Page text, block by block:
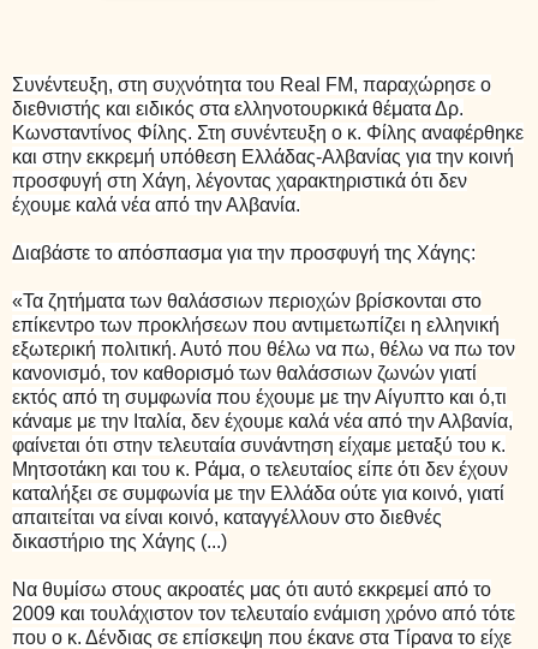
Συνέντευξη, στη συχνότητα του Real FM, παραχώρησε ο
διεθνιστής και ειδικός στα ελληνοτουρκικά θέματα Δρ.
Κωνσταντίνος Φίλης. Στη συνέντευξη ο κ. Φίλης αναφέρθηκε
και στην εκκρεμή υπόθεση Ελλάδας-Αλβανίας για την κοινή
προσφυγή στη Χάγη, λέγοντας χαρακτηριστικά ότι δεν
έχουμε καλά νέα από την Αλβανία.
Διαβάστε το απόσπασμα για την προσφυγή της Χάγης:
«Τα ζητήματα των θαλάσσιων περιοχών βρίσκονται στο
επίκεντρο των προκλήσεων που αντιμετωπίζει η ελληνική
εξωτερική πολιτική. Αυτό που θέλω να πω, θέλω να πω τον
κανονισμό, τον καθορισμό των θαλάσσιων ζωνών γιατί
εκτός από τη συμφωνία που έχουμε με την Αίγυπτο και ό,τι
κάναμε με την Ιταλία, δεν έχουμε καλά νέα από την Αλβανία,
φαίνεται ότι στην τελευταία συνάντηση είχαμε μεταξύ του κ.
Μητσοτάκη και του κ. Ράμα, ο τελευταίος είπε ότι δεν έχουν
καταλήξει σε συμφωνία με την Ελλάδα ούτε για κοινό, γιατί
απαιτείται να είναι κοινό, καταγγέλλουν στο διεθνές
δικαστήριο της Χάγης (...)
Να θυμίσω στους ακροατές μας ότι αυτό εκκρεμεί από το
2009 και τουλάχιστον τον τελευταίο ενάμιση χρόνο από τότε
που ο κ. Δένδιας σε επίσκεψη που έκανε στα Τίρανα το είχε